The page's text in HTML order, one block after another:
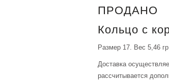
ПРОДАНО
Кольцо с
Размер 17. Вес 5,46 гр
Доставка
рассчитывается